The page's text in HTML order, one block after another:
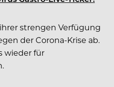
strengen Verfügung
der Corona-Krise ab.
wieder für